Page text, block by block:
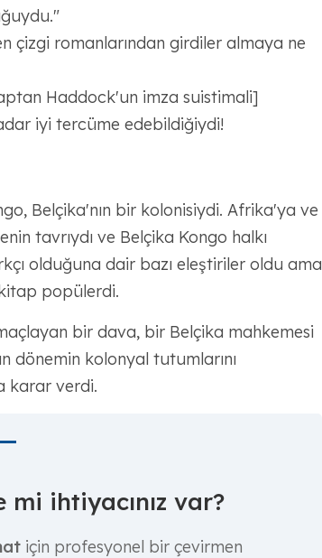
çizgi romanlarından girdiler almaya ne
Haddock'un imza suistimali]
iyi tercüme edebildiğiydi!
Belçika'nın bir kolonisiydi. Afrika'ya ve
tavrıydı ve Belçika Kongo halkı
olduğuna dair bazı eleştiriler oldu ama
popülerdi.
bir dava, bir Belçika mahkemesi
dönemin kolonyal tutumlarını
karar verdi.
ihtiyacınız var?
için profesyonel bir çevirmen